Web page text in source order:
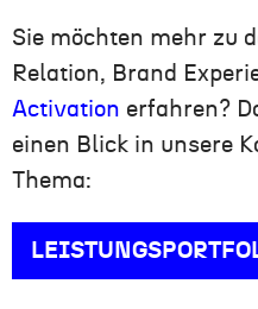
Sie möchten mehr zu
Relation, Brand
Activation erfahren?
einen Blick in unsere
Thema: